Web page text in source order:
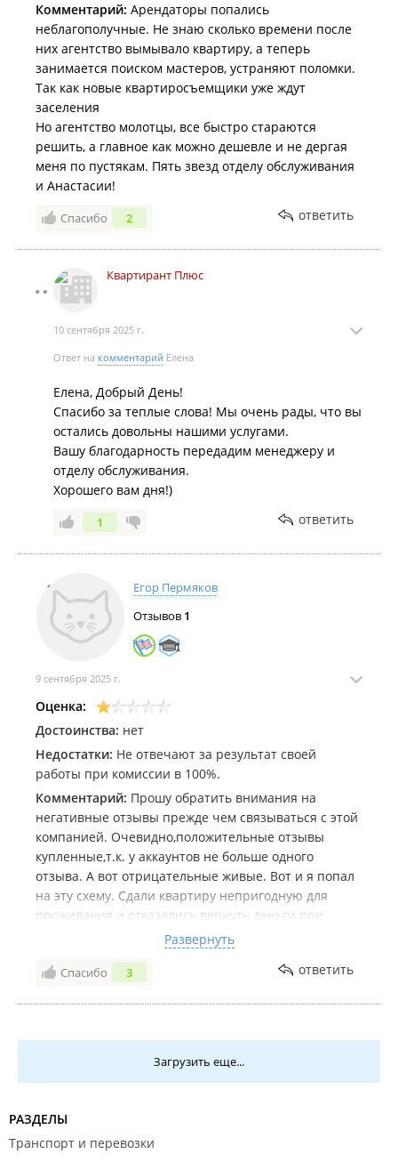
Комментарий: Арендаторы попались
неблагополучные. Не знаю сколько времени после
них агентство вымывало квартиру, а теперь
занимается поиском мастеров, устраняют поломки.
Так как новые квартиросъемщики уже ждут
заселения
Но агентство молотцы, все быстро стараются
решить, а главное как можно дешевле и не дергая
меня по пустякам. Пять звезд отделу обслуживания
и Анастасии!
Спасибо 2 ответить
Квартирант Плюс
10 сентября 2025 г.
Ответ на комментарий Елена
Елена, Добрый День!
Спасибо за теплые слова! Мы очень рады, что вы
остались довольны нашими услугами.
Вашу благодарность передадим менеджеру и
отделу обслуживания.
Хорошего вам дня!)
1 ответить
Егор Пермяков
Отзывов 1
9 сентября 2025 г.
Оценка:
Достоинства: нет
Недостатки: Не отвечают за результат своей
работы при комиссии в 100%.
Комментарий: Прошу обратить внимания на
негативные отзывы прежде чем связываться с этой
компанией. Очевидно,положительные отзывы
купленные,т.к. у аккаунтов не больше одного
отзыва. А вот отрицательные живые. Вот и я попал
на эту схему. Сдали квартиру непригодную для
проживания и отказались вернуть деньги при
разрыве договора на следующий день.
Непорядочные налогоплатильщики. Чеки не дают.
Развернуть
Спасибо 3 ответить
Загрузить еще...
РАЗДЕЛЫ
Транспорт и перевозки